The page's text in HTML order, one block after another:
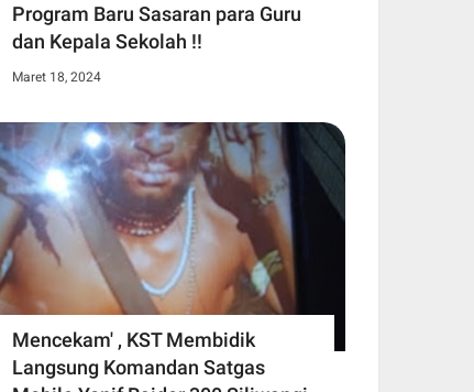
Program Baru Sasaran para Guru
dan Kepala Sekolah !!
Maret 18, 2024
Mencekam' , KST Membidik
Langsung Komandan Satgas